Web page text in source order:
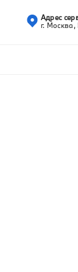
Адрес
г. Москва,